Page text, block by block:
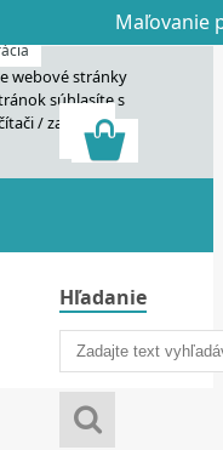
webové stránky
súhlasíte s
/ zariadení.
Hľadanie
Dnes
Dnes veľký
Maľovanie